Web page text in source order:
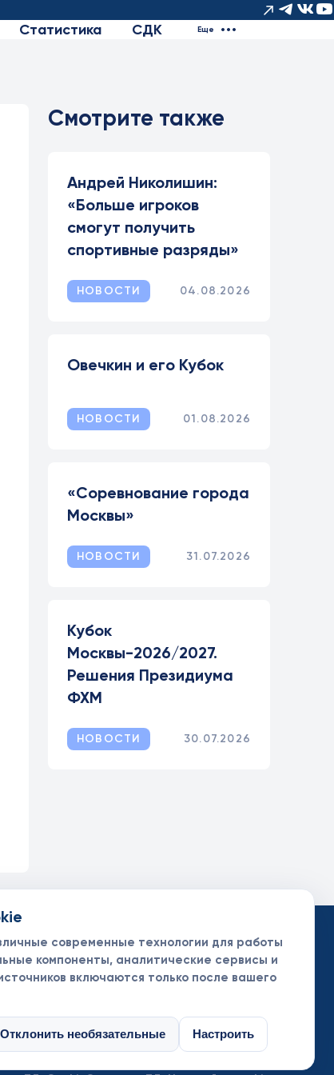
Статистика СДК Еще
Смотрите также
Андрей Николишин:
«Больше игроков
смогут получить
спортивные разряды»
НОВОСТИ 04.08.2026
Овечкин и его Кубок
НОВОСТИ 01.08.2026
«Соревнование города
Москвы»
НОВОСТИ 31.07.2026
Кубок
Москвы-2026/2027.
Решения Президиума
ФХМ
НОВОСТИ 30.07.2026
и партнеры
современные технологии для работы
компоненты, аналитические сервисы и
включаются только после вашего
Отклонить необязательные Настроить